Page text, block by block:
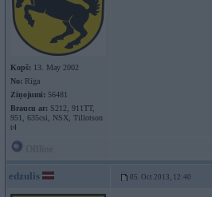
Kopš: 13. May 2002
No: Rīga
Ziņojumi: 56481
Braucu ar: S212, 911TT,
951, 635csi, NSX, Tillotson
t4
edzulis 05. Oct 2013, 12:40